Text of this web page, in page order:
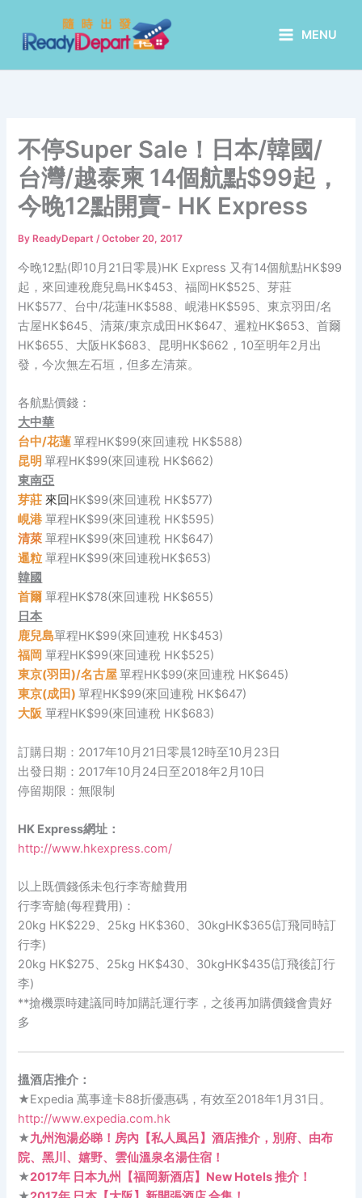
content
MENU
不停Super Sale！日本/韓國/
台灣/越泰柬 14個航點$99起，
今晚12點開賣- HK Express
By ReadyDepart/October 20, 2017
今晚12點(即10月21日零晨)HK Express 又有14個航點HK$99
起，來回連稅鹿兒島HK$453、福岡HK$525、芽莊
HK$577、台中/花蓮HK$588、峴港HK$595、東京羽田/名
古屋HK$645、清萊/東京成田HK$647、暹粒HK$653、首爾
HK$655、大阪HK$683、昆明HK$662，10至明年2月出
發，今次無左石垣，但多左清萊。
各航點價錢：
大中華
台中/花蓮單程HK$99(來回連稅 HK$588)
昆明 單程HK$99(來回連稅 HK$662)
東南亞
芽莊 來回HK$99(來回連稅 HK$577)
峴港 單程HK$99(來回連稅 HK$595)
清萊 單程HK$99(來回連稅 HK$647)
暹粒 單程HK$99(來回連稅HK$653)
韓國
首爾 單程HK$78(來回連稅 HK$655)
日本
鹿兒島單程HK$99(來回連稅 HK$453)
福岡 單程HK$99(來回連稅 HK$525)
東京(羽田)/名古屋單程HK$99(來回連稅 HK$645)
東京(成田)單程HK$99(來回連稅 HK$647)
大阪 單程HK$99(來回連稅 HK$683)
訂購日期：2017年10月21日零晨12時至10月23日
出發日期：2017年10月24日至2018年2月10日
停留期限：無限制
HK Express網址：
http://www.hkexpress.com/
以上既價錢係未包行李寄艙費用
行李寄艙(每程費用)：
20kg HK$229、25kg HK$360、30kgHK$365(訂飛同時訂
行李)
20kg HK$275、25kg HK$430、30kgHK$435(訂飛後訂行
李)
**搶機票時建議同時加購託運行李，之後再加購價錢會貴好
多
搵酒店推介：
★Expedia 萬事達卡88折優惠碼，有效至2018年1月31日。
http://www.expedia.com.hk
★九州泡湯必睇！房內【私人風呂】酒店推介，別府、由布
院、黑川、嬉野、雲仙溫泉名湯住宿！
★2017年 日本九州【福岡新酒店】New Hotels 推介！